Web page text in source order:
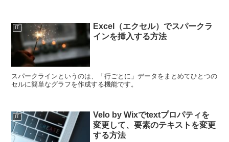
IT
Excel（エクセル）でスパークラ
インを挿入する方法
スパークラインというのは、「行ごとに」データをまとめてひとつの
セルに簡単なグラフを作成する機能です。
IT
Velo by Wixでtextプロパティを
変更して、要素のテキストを変更
する方法